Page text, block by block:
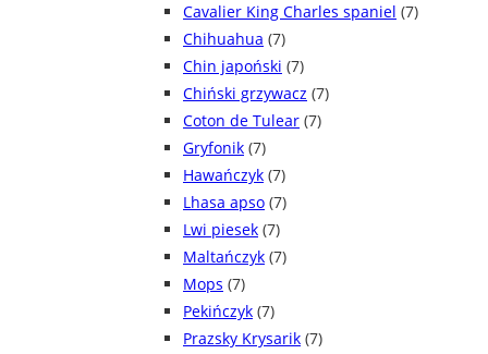
Cavalier King Charles spaniel (7)
Chihuahua (7)
Chin japoński (7)
Chiński grzywacz (7)
Coton de Tulear (7)
Gryfonik (7)
Hawańczyk (7)
Lhasa apso (7)
Lwi piesek (7)
Maltańczyk (7)
Mops (7)
Pekińczyk (7)
Prazsky Krysarik (7)